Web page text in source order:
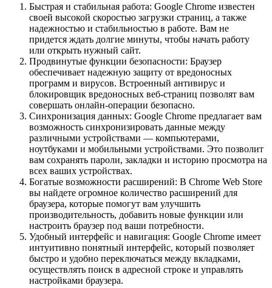
Быстрая и стабильная работа: Google Chrome известен
своей высокой скоростью загрузки страниц, а также
надежностью и стабильностью в работе. Вам не
придется ждать долгие минуты, чтобы начать работу
или открыть нужный сайт.
Продвинутые функции безопасности: Браузер
обеспечивает надежную защиту от вредоносных
программ и вирусов. Встроенный антивирус и
блокировщик вредоносных веб-страниц позволят вам
совершать онлайн-операции безопасно.
Синхронизация данных: Google Chrome предлагает вам
возможность синхронизировать данные между
различными устройствами — компьютерами,
ноутбуками и мобильными устройствами. Это позволит
вам сохранять пароли, закладки и историю просмотра на
всех ваших устройствах.
Богатые возможности расширений: В Chrome Web Store
вы найдете огромное количество расширений для
браузера, которые помогут вам улучшить
производительность, добавить новые функции или
настроить браузер под ваши потребности.
Удобный интерфейс и навигация: Google Chrome имеет
интуитивно понятный интерфейс, который позволяет
быстро и удобно переключаться между вкладками,
осуществлять поиск в адресной строке и управлять
настройками браузера.